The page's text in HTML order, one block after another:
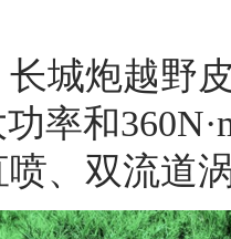
炮越野皮
率和
、双流道